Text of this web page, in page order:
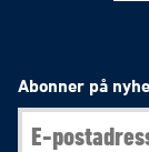
Abonner på